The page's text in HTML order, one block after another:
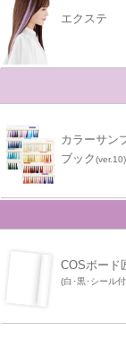
エクステ
カラーサン
ブック(ver.10)
COSボード
(白･黒･シール